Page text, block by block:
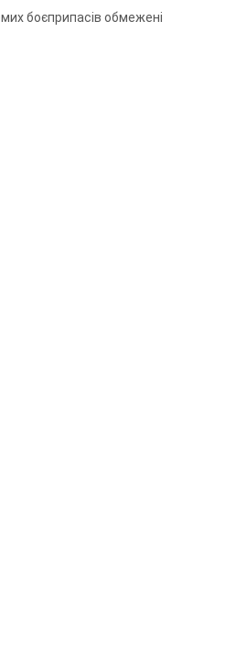
боєприпасів обмежені